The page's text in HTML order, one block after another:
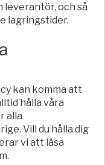
leverantör, och så
lagringstider.
kan komma att
hålla våra
alla
Vill du hålla dig
vi att läsa